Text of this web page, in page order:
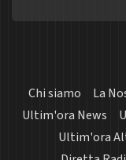
Chi siamo La
Ultim'ora News
Ultim'ora